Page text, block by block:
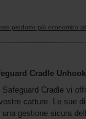
prodotto più economico
Cradle
Safeguard Cradle vi
catture. Le sue
gestione sicura